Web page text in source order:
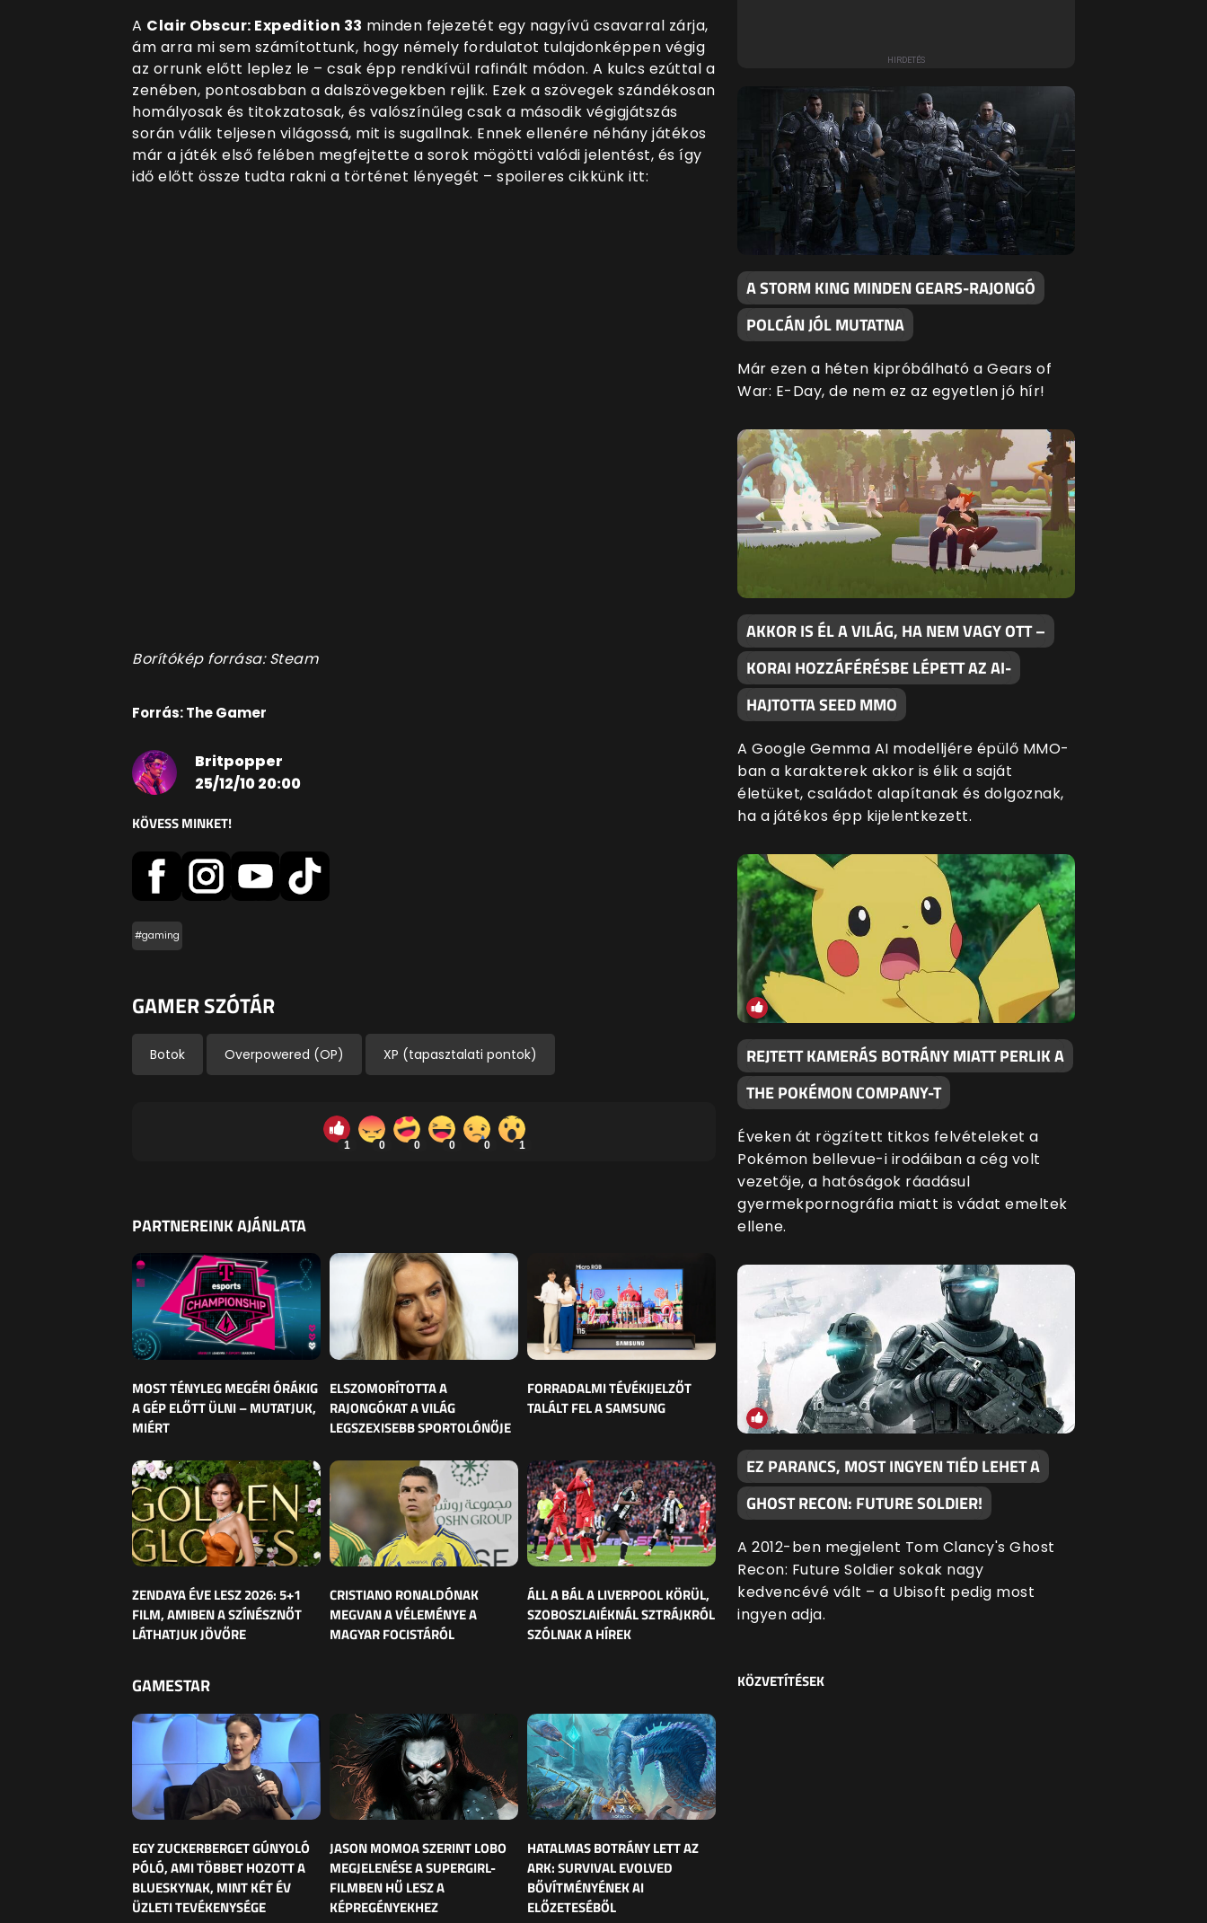
A Clair Obscur: Expedition 33 minden fejezetét egy nagyívű csavarral zárja,
ám arra mi sem számítottunk, hogy némely fordulatot tulajdonképpen végig
az orrunk előtt leplez le – csak épp rendkívül rafinált módon. A kulcs ezúttal a
zenében, pontosabban a dalszövegekben rejlik. Ezek a szövegek szándékosan
homályosak és titokzatosak, és valószínűleg csak a második végigjátszás
során válik teljesen világossá, mit is sugallnak. Ennek ellenére néhány játékos
már a játék első felében megfejtette a sorok mögötti valódi jelentést, és így
idő előtt össze tudta rakni a történet lényegét – spoileres cikkünk itt:
Borítókép forrása: Steam
Forrás: The Gamer
Britpopper
25/12/10 20:00
KÖVESS MINKET!
#gaming
GAMER SZÓTÁR
Botok Overpowered (OP) XP (tapasztalati pontok)
1 0 0 0 0 1
PARTNEREINK AJÁNLATA
MOST TÉNYLEG MEGÉRI ÓRÁKIG
A GÉP ELŐTT ÜLNI – MUTATJUK,
MIÉRT
ELSZOMORÍTOTTA A
RAJONGÓKAT A VILÁG
LEGSZEXISEBB SPORTOLÓNŐJE
FORRADALMI TÉVÉKIJELZŐT
TALÁLT FEL A SAMSUNG
ZENDAYA ÉVE LESZ 2026: 5+1
FILM, AMIBEN A SZÍNÉSZNŐT
LÁTHATJUK JÖVŐRE
CRISTIANO RONALDÓNAK
MEGVAN A VÉLEMÉNYE A
MAGYAR FOCISTÁRÓL
ÁLL A BÁL A LIVERPOOL KÖRÜL,
SZOBOSZLAIÉKNÁL SZTRÁJKRÓL
SZÓLNAK A HÍREK
GAMESTAR
EGY ZUCKERBERGET GÚNYOLÓ
PÓLÓ, AMI TÖBBET HOZOTT A
BLUESKYNAK, MINT KÉT ÉV
ÜZLETI TEVÉKENYSÉGE
JASON MOMOA SZERINT LOBO
MEGJELENÉSE A SUPERGIRL-
FILMBEN HŰ LESZ A
KÉPREGÉNYEKHEZ
HATALMAS BOTRÁNY LETT AZ
ARK: SURVIVAL EVOLVED
BŐVÍTMÉNYÉNEK AI
ELŐZETESÉBŐL
A STORM KING MINDEN GEARS-RAJONGÓ
POLCÁN JÓL MUTATNA
Már ezen a héten kipróbálható a Gears of
War: E-Day, de nem ez az egyetlen jó hír!
AKKOR IS ÉL A VILÁG, HA NEM VAGY OTT –
KORAI HOZZÁFÉRÉSBE LÉPETT AZ AI-
HAJTOTTA SEED MMO
A Google Gemma AI modelljére épülő MMO-
ban a karakterek akkor is élik a saját
életüket, családot alapítanak és dolgoznak,
ha a játékos épp kijelentkezett.
REJTETT KAMERÁS BOTRÁNY MIATT PERLIK A
THE POKÉMON COMPANY-T
Éveken át rögzített titkos felvételeket a
Pokémon bellevue-i irodáiban a cég volt
vezetője, a hatóságok ráadásul
gyermekpornográfia miatt is vádat emeltek
ellene.
EZ PARANCS, MOST INGYEN TIÉD LEHET A
GHOST RECON: FUTURE SOLDIER!
A 2012-ben megjelent Tom Clancy's Ghost
Recon: Future Soldier sokak nagy
kedvencévé vált – a Ubisoft pedig most
ingyen adja.
KÖZVETÍTÉSEK